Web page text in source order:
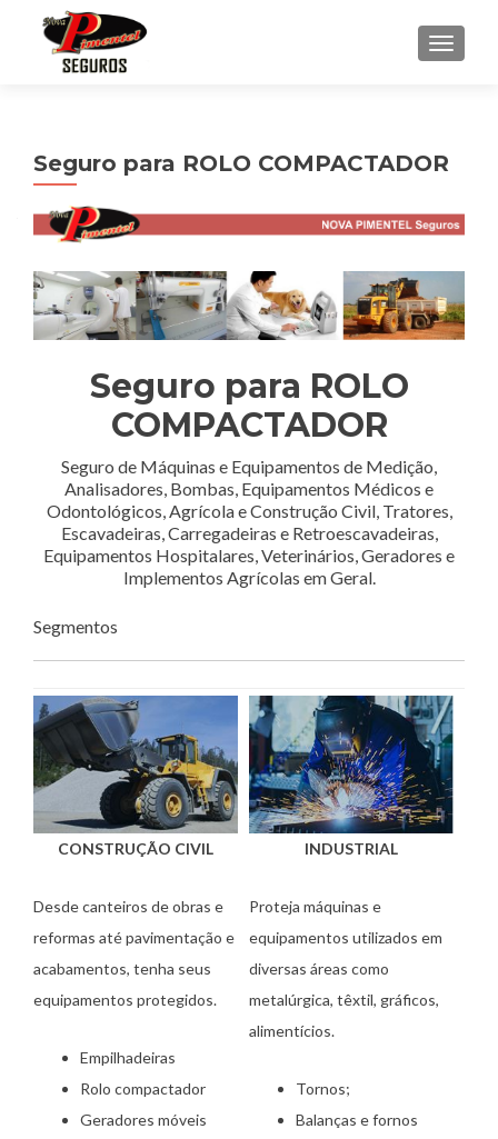
Seguro para ROLO COMPACTADOR
Seguro para ROLO
COMPACTADOR
Seguro de Máquinas e Equipamentos de Medição,
Analisadores, Bombas, Equipamentos Médicos e
Odontológicos, Agrícola e Construção Civil, Tratores,
Escavadeiras, Carregadeiras e Retroescavadeiras,
Equipamentos Hospitalares, Veterinários, Geradores e
Implementos Agrícolas em Geral.
Segmentos
CONSTRUÇÃO CIVIL
Desde canteiros de obras e
reformas até pavimentação e
acabamentos, tenha seus
equipamentos protegidos.
Empilhadeiras
Rolo compactador
Geradores móveis
INDUSTRIAL
Proteja máquinas e
equipamentos utilizados em
diversas áreas como
metalúrgica, têxtil, gráficos,
alimentícios.
Tornos;
Balanças e fornos